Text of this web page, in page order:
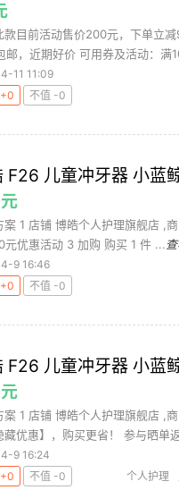
款目前活动售价200元，下单立
邮，近期好价 可用券及活动：满
11 11:09
不值 -0
F26 儿童冲牙器 小蓝
案 1 店铺 博皓个人护理旗舰店 ,
元优惠活动 3 加购 购买 1 件 ...
9 16:46
不值 -0
F26 儿童冲牙器 小蓝
案 1 店铺 博皓个人护理旗舰店 ,
藏优惠】，购买更省！ 参与晒单
9 16:24
不值 -0 个人护理